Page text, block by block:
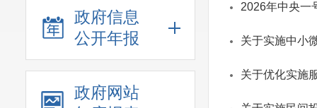
政府信息
公开年报
政府网站
2026年中央一
关于实施中小
关于优化实施